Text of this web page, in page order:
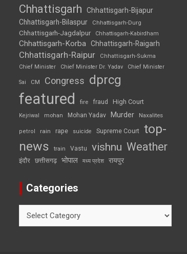
Chhattisgarh
Chhattisgarh-Bijapur
Chhattisgarh-Bilaspur
Chhattisgarh-Durg
Chhattisgarh-Jagdalpur Chhattisgarh-Kabirdham
Chhattisgarh-Korba Chhattisgarh-Raigarh
Chhattisgarh-Raipur
Chhattisgarh-Sukma
Chief Minister
Chief Minister Dr. Yadav Chief Minister
Sai CM Congress dprcg
featured fire fraud High Court
Kejriwal mohan Mohan Yadav Murder Naxalites
petrol rain rape suicide Supreme Court top-
news
train Vastu vishnu Weather
इंदौर छत्तीसगढ़ भोपाल मध्य प्रदेश रायपुर
Categories